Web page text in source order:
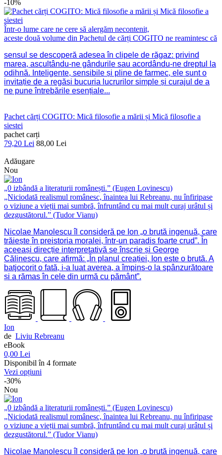
-10%
Într-o lume care ne cere să alergăm necontenit,
aceste două volume din Pachetul de cărți COGITO ne reamintesc că
sensul se descoperă adesea în clipele de răgaz: privind
marea, ascultându-ne gândurile sau acordându-ne dreptul la
odihnă. Inteligente, sensibile și pline de farmec, ele sunt o
invitație de a regăsi bucuria lucrurilor simple și curajul de a
ne pune întrebările esențiale...
Pachet cărți COGITO: Mică filosofie a mării și Mică filosofie a
siestei
pachet carți
79,20 Lei 88,00 Lei
Adăugare
Nou
„0 izbândă a literaturii românești.” (Eugen Lovinescu)
„Niciodată realismul românesc, înaintea lui Rebreanu, nu înfiripase
o viziune a vieții mai sumbră, înfruntând cu mai mult curaj urâtul și
dezgustătorul.” (Tudor Vianu)
Nicolae Manolescu îl consideră pe Ion „o brută ingenuă, care
trăiește în preistoria moralei, într-un paradis foarte crud”. În
aceeași direcție interpretativă se înscrie și George
Călinescu, care afirmă: „În planul creației, Ion este o brută. A
batjocorit o fată, i-a luat averea, a împins-o la spânzurătoare
și a rămas în cele din urmă cu pământ”.
Ion
de Liviu Rebreanu
eBook
0,00 Lei
Disponibil în 4 formate
Vezi opțiuni
-30%
Nou
„0 izbândă a literaturii românești.” (Eugen Lovinescu)
„Niciodată realismul românesc, înaintea lui Rebreanu, nu înfiripase
o viziune a vieții mai sumbră, înfruntând cu mai mult curaj urâtul și
dezgustătorul.” (Tudor Vianu)
Nicolae Manolescu îl consideră pe Ion „o brută ingenuă, care